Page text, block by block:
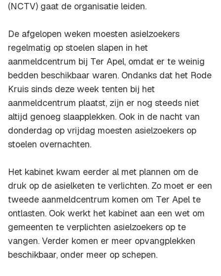
(NCTV) gaat de organisatie leiden.
De afgelopen weken moesten asielzoekers
regelmatig op stoelen slapen in het
aanmeldcentrum bij Ter Apel, omdat er te weinig
bedden beschikbaar waren. Ondanks dat het Rode
Kruis sinds deze week tenten bij het
aanmeldcentrum plaatst, zijn er nog steeds niet
altijd genoeg slaapplekken. Ook in de nacht van
donderdag op vrijdag moesten asielzoekers op
stoelen overnachten.
Het kabinet kwam eerder al met plannen om de
druk op de asielketen te verlichten. Zo moet er een
tweede aanmeldcentrum komen om Ter Apel te
ontlasten. Ook werkt het kabinet aan een wet om
gemeenten te verplichten asielzoekers op te
vangen. Verder komen er meer opvangplekken
beschikbaar, onder meer op schepen.